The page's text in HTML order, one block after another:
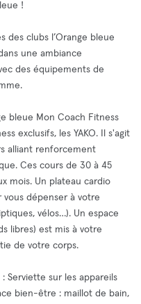
!
des clubs l’Orange bleue
une ambiance
des équipements de
bleue Mon Coach Fitness
exclusifs, les YAKO. Il s'agit
alliant renforcement
Ces cours de 30 à 45
mois. Un plateau cardio
dépenser à votre
vélos…). Un espace
libres) est mis à votre
de votre corps.
Serviette sur les appareils
bien-être : maillot de bain,